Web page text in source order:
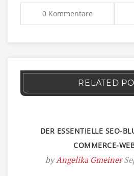
0 Kommentare
RELATED
DER ESSENTIELLE SEO-
COMMERCE-
byAngelika Gmeiner